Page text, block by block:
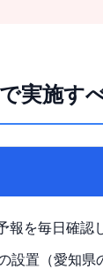
実施す
報を毎日確認
設置（愛知県